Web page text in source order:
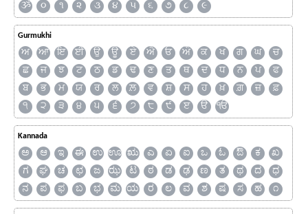
ૐ
૦ ૧ ૨ ૩ ૪ ૫ ૬ ૭ ૮ ૯
Gurmukhi
ਅ ਆ ਇ ਈ ਉ ਊ ਏ ਐ ਓ ਔ ਕ ਖ ਗ ਘ
ਚ
ਛ
ਜ ਝ ਟ ਠ ਡ ਢ ਣ ਤ ਥ ਦ ਧ ਨ ਪ
ਫ
ਬ
ਭ ਮ ਯ ਰ ਲ ਲ਼ ਵ ਸ਼ ਸ ਹ ਖ਼ ਗ਼ ਜ਼
ਫ਼
੧
੨ ੩ ੪ ੫ ੬ ੭ ੮ ੯ ੲ ੳ ੴ
Kannada
ಅ ಆ ಇ ಈ ಉ ಊ ಋ ಎ ಏ ಐ ಒ ಓ ಔ ಕ
ಖ
ಗ
ಘ ಚ ಛ ಜ ಝ ಟ ಠ ಡ ಢ ಣ ತ ಥ ದ
ಧ
ನ
ಪ ಫ ಬ ಭ ಮ ಯ ರ ಲ ವ ಶ ಷ ಸ ಹ ೧